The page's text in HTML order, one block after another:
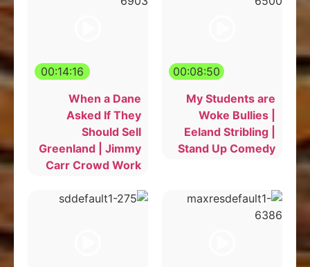
00:08:50
My Students are
Woke Bullies |
Eeland Stribling |
Stand Up Comedy
00:14:16
When a Dane
Asked If They
Should Sell
Greenland | Jimmy
Carr Crowd Work